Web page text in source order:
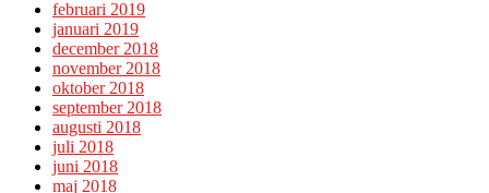
februari 2019
januari 2019
december 2018
november 2018
oktober 2018
september 2018
augusti 2018
juli 2018
juni 2018
maj 2018